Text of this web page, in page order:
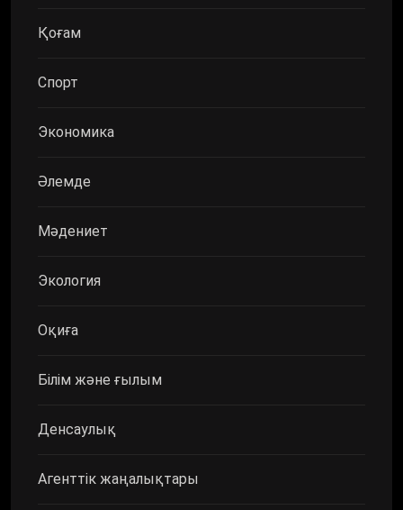
Қоғам
Спорт
Экономика
Әлемде
Мәдениет
Экология
Оқиға
Білім және ғылым
Денсаулық
Агенттік жаңалықтары